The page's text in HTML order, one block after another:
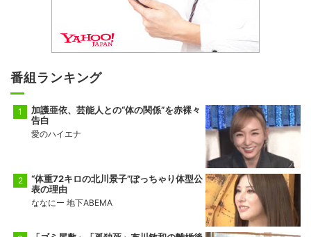
番組ランキング
加護亜依、芸能人との“体の関係”を赤裸々
告白
愛のハイエナ
“体重72キロの北川景子”ぽっちゃり体型公
表の理由
ななにー 地下ABEMA